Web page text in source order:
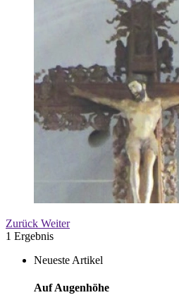
Zurück Weiter
1 Ergebnis
Neueste Artikel
Auf Augenhöhe